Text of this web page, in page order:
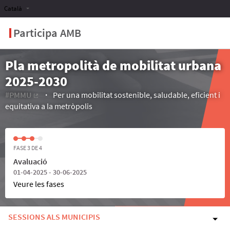
Participa AMB
Català
Pla metropolità de mobilitat urbana
2025-2030
#PMMU
(Enllaç extern)
Per una mobilitat sostenible, saludable, eficient i
equitativa a la metròpolis
FASE 3 DE 4
Avaluació
01-04-2025 - 30-06-2025
Veure les fases
SESSIONS ALS MUNICIPIS